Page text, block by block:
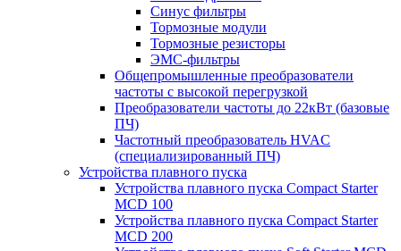
Синус фильтры
Тормозные модули
Тормозные резисторы
ЭМС-фильтры
Общепромышленные преобразователи
частоты с высокой перегрузкой
Преобразователи частоты до 22кВт (базовые
ПЧ)
Частотный преобразователь HVAC
(специализированный ПЧ)
Устройства плавного пуска
Устройства плавного пуска Compact Starter
MCD 100
Устройства плавного пуска Compact Starter
MCD 200